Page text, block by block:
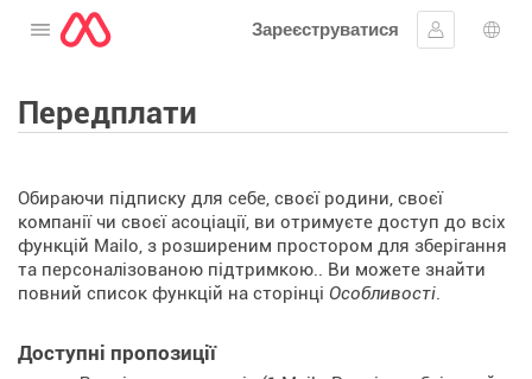
Відкрити меню
Зареєструватися
Увійти
Передплати
Обираючи підписку для себе, своєї родини, своєї
компанії чи своєї асоціації, ви отримуєте доступ до всіх
функцій Mailo, з розширеним простором для зберігання
та персоналізованою підтримкою.. Ви можете знайти
повний список функцій на сторінці Особливості.
Доступні пропозиції